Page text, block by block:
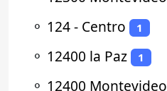
⚬ 124 - Centro 1
⚬ 12400 la Paz 1
⚬ 12400 Montevideo